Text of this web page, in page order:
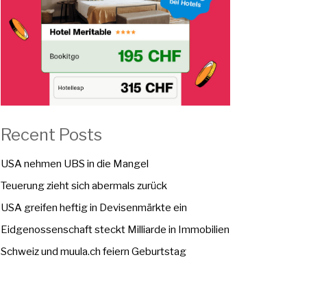
Recent Posts
USA nehmen UBS in die Mangel
Teuerung zieht sich abermals zurück
USA greifen heftig in Devisenmärkte ein
Eidgenossenschaft steckt Milliarde in Immobilien
Schweiz und muula.ch feiern Geburtstag